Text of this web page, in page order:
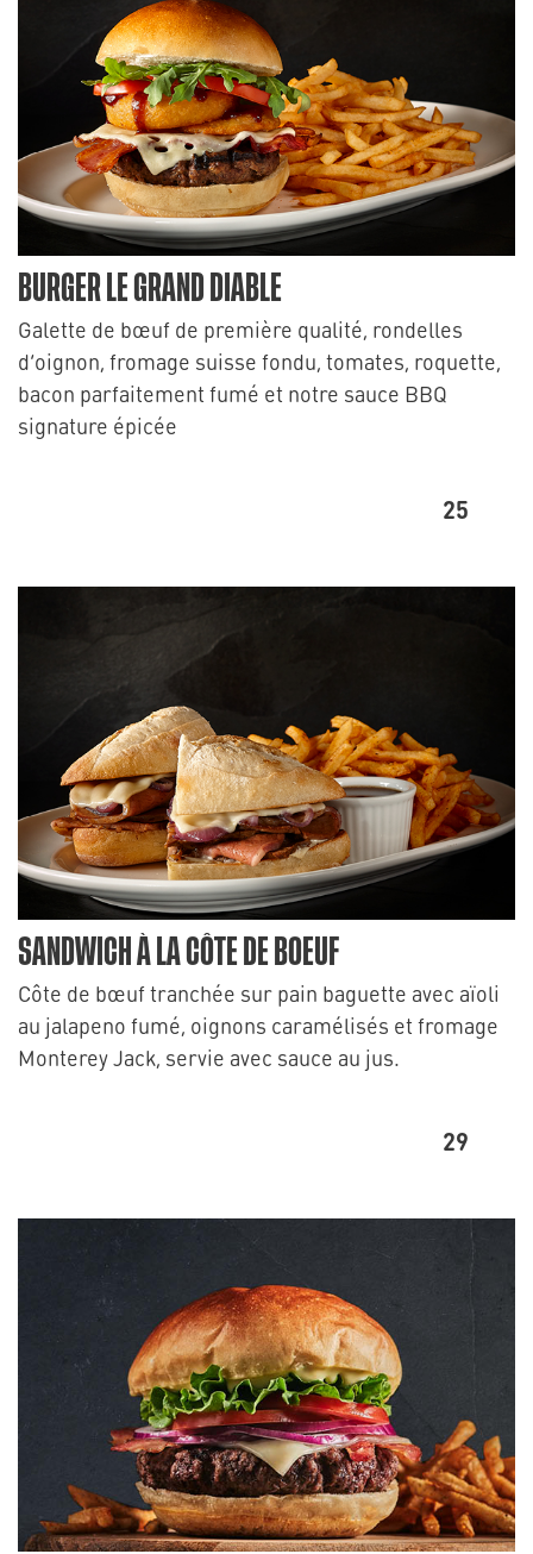
BURGER LE GRAND DIABLE
Galette de bœuf de première qualité, rondelles
d’oignon, fromage suisse fondu, tomates, roquette,
bacon parfaitement fumé et notre sauce BBQ
signature épicée
25
SANDWICH À LA CÔTE DE BOEUF
Côte de bœuf tranchée sur pain baguette avec aïoli
au jalapeno fumé, oignons caramélisés et fromage
Monterey Jack, servie avec sauce au jus.
29